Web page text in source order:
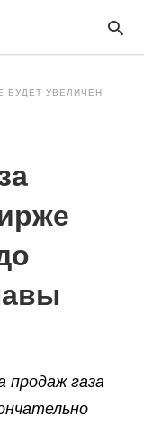
БУДЕТ УВЕЛИЧЕН
продаж газа